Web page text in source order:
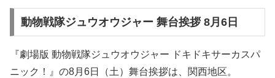
動物戦隊ジュウオウジャー 舞台挨拶 8月6日
『劇場版 動物戦隊ジュウオウジャー ドキドキサーカスパ
ニック！』の8月6日（土）舞台挨拶は、関西地区。